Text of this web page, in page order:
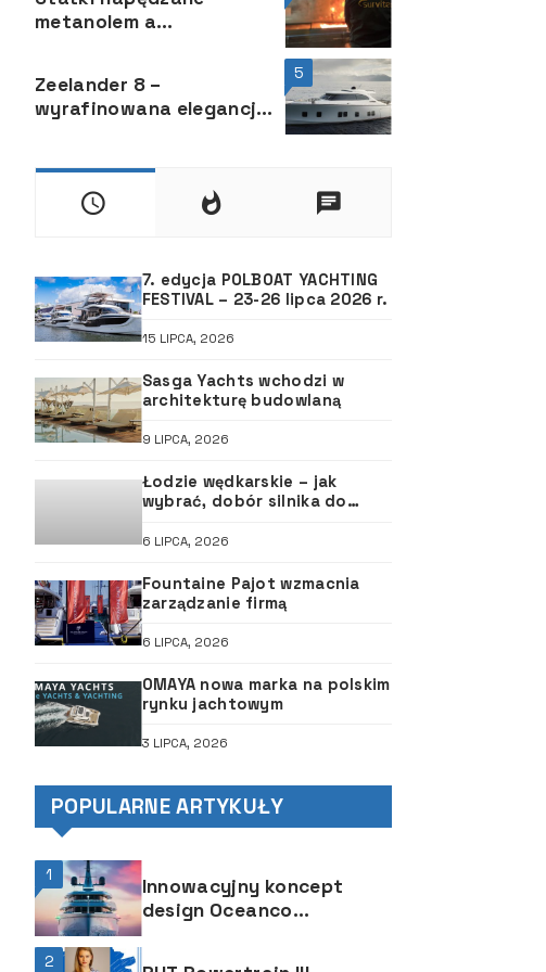
metanolem a
5
Zeelander 8 –
wyrafinowana elegancja i
7. edycja POLBOAT YACHTING
FESTIVAL – 23-26 lipca 2026 r.
15 LIPCA, 2026
Sasga Yachts wchodzi w
architekturę budowlaną
9 LIPCA, 2026
Łodzie wędkarskie – jak
wybrać, dobór silnika do
6 LIPCA, 2026
Fountaine Pajot wzmacnia
zarządzanie firmą
6 LIPCA, 2026
OMAYA nowa marka na polskim
rynku jachtowym
3 LIPCA, 2026
POPULARNE ARTYKUŁY
1
Innowacyjny koncept
design Oceanco
Superleggera 80 oczami
2